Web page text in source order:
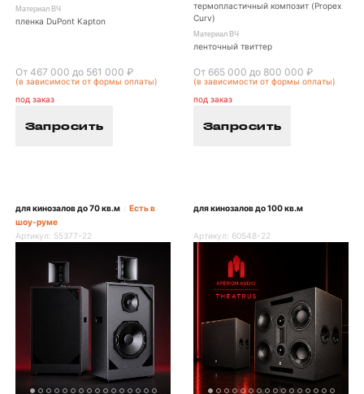
Материал ВЧ
пленка DuPont Kapton
От 467 000 до 561 000 ₽
(в зависимости от формы оплаты)
под заказ
Запросить
термопластичный композит (Propex
Curv)
Материал ВЧ
ленточный твиттер
От 665 000 до 800 000 ₽
(в зависимости от формы оплаты)
под заказ
Запросить
для кинозалов до 70 кв.м
Есть в
шоу-руме
Артикул: 55377-22
для кинозалов до 100 кв.м
Артикул: 60548-22